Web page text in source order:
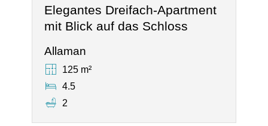
Elegantes Dreifach-Apartment
mit Blick auf das Schloss
Allaman
125 m²
4.5
2